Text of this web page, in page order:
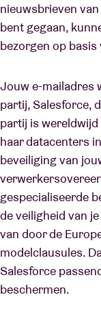
nieuwsbrieven
bent gegaan,
bezorgen op
Jouw e-mailadres
partij, Salesforce,
partij is wereldwijd
haar datacenters
beveiliging van
gespecialiseerde
de veiligheid van
van door de
modelclausules.
Salesforce
beschermen.